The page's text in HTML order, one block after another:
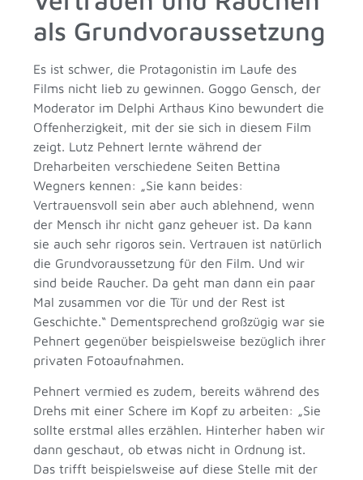
als Grundvoraussetzung
Es ist schwer, die Protagonistin im Laufe des
Films nicht lieb zu gewinnen. Goggo Gensch, der
Moderator im Delphi Arthaus Kino bewundert die
Offenherzigkeit, mit der sie sich in diesem Film
zeigt. Lutz Pehnert lernte während der
Dreharbeiten verschiedene Seiten Bettina
Wegners kennen: „Sie kann beides:
Vertrauensvoll sein aber auch ablehnend, wenn
der Mensch ihr nicht ganz geheuer ist. Da kann
sie auch sehr rigoros sein. Vertrauen ist natürlich
die Grundvoraussetzung für den Film. Und wir
sind beide Raucher. Da geht man dann ein paar
Mal zusammen vor die Tür und der Rest ist
Geschichte.“ Dementsprechend großzügig war sie
Pehnert gegenüber beispielsweise bezüglich ihrer
privaten Fotoaufnahmen.
Pehnert vermied es zudem, bereits während des
Drehs mit einer Schere im Kopf zu arbeiten: „Sie
sollte erstmal alles erzählen. Hinterher haben wir
dann geschaut, ob etwas nicht in Ordnung ist.
Das trifft beispielsweise auf diese Stelle mit der